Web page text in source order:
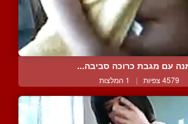
עם מגבת כרוכה סביבה...
4579 צפיות | 1 המלצות